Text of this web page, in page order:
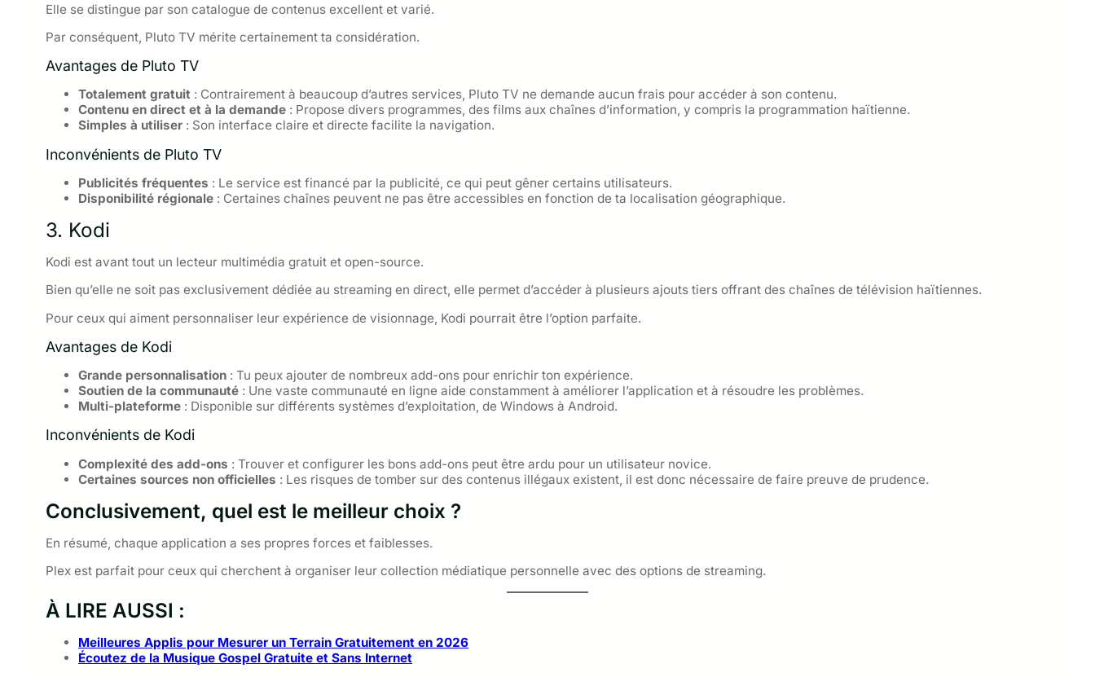
Elle se distingue par son catalogue de contenus excellent et varié.
Par conséquent, Pluto TV mérite certainement ta considération.
Avantages de Pluto TV
Totalement gratuit : Contrairement à beaucoup d’autres services, Pluto TV ne demande aucun frais pour accéder à son contenu.
Contenu en direct et à la demande : Propose divers programmes, des films aux chaînes d’information, y compris la programmation haïtienne.
Simples à utiliser : Son interface claire et directe facilite la navigation.
Inconvénients de Pluto TV
Publicités fréquentes : Le service est financé par la publicité, ce qui peut gêner certains utilisateurs.
Disponibilité régionale : Certaines chaînes peuvent ne pas être accessibles en fonction de ta localisation géographique.
3. Kodi
Kodi est avant tout un lecteur multimédia gratuit et open-source.
Bien qu’elle ne soit pas exclusivement dédiée au streaming en direct, elle permet d’accéder à plusieurs ajouts tiers offrant des chaînes de télévision haïtiennes.
Pour ceux qui aiment personnaliser leur expérience de visionnage, Kodi pourrait être l’option parfaite.
Avantages de Kodi
Grande personnalisation : Tu peux ajouter de nombreux add-ons pour enrichir ton expérience.
Soutien de la communauté : Une vaste communauté en ligne aide constamment à améliorer l’application et à résoudre les problèmes.
Multi-plateforme : Disponible sur différents systèmes d’exploitation, de Windows à Android.
Inconvénients de Kodi
Complexité des add-ons : Trouver et configurer les bons add-ons peut être ardu pour un utilisateur novice.
Certaines sources non officielles : Les risques de tomber sur des contenus illégaux existent, il est donc nécessaire de faire preuve de prudence.
Conclusivement, quel est le meilleur choix ?
En résumé, chaque application a ses propres forces et faiblesses.
Plex est parfait pour ceux qui cherchent à organiser leur collection médiatique personnelle avec des options de streaming.
À LIRE AUSSI :
Meilleures Applis pour Mesurer un Terrain Gratuitement en 2026
Écoutez de la Musique Gospel Gratuite et Sans Internet